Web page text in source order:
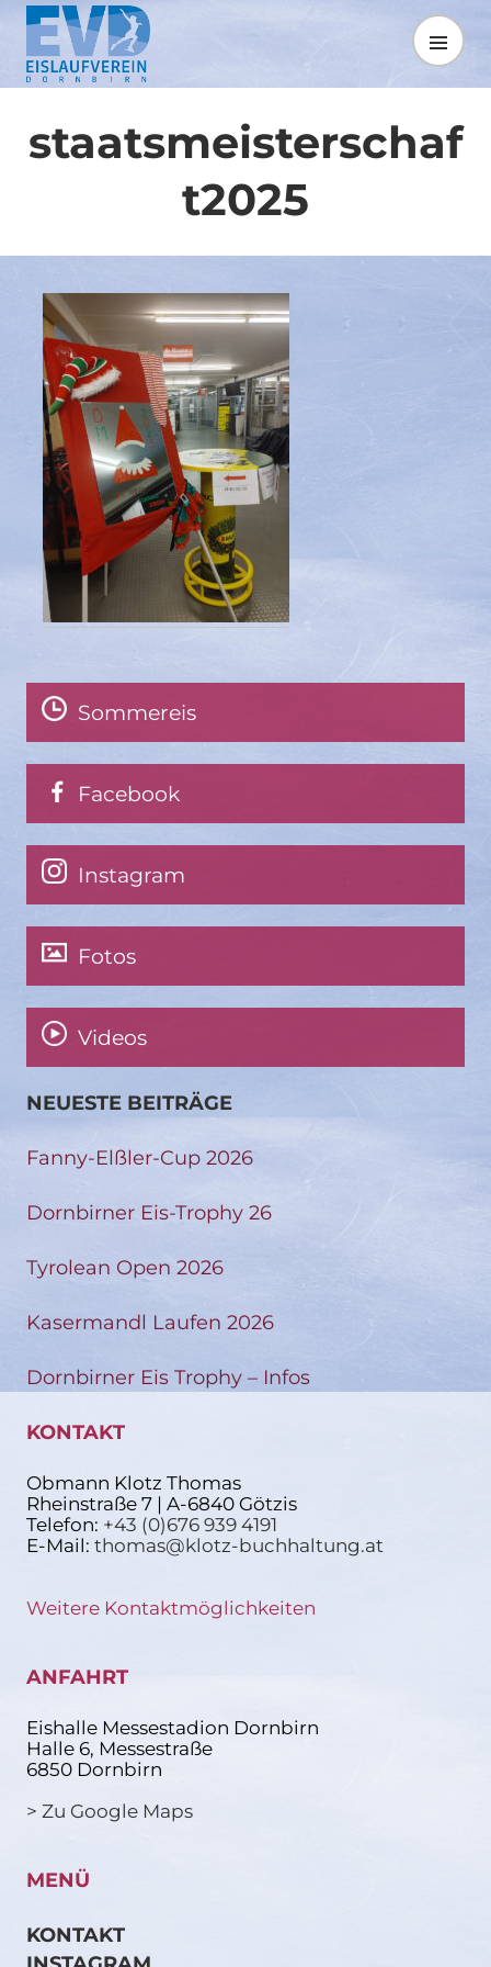
Springe
zum
Inhalt
MENÜ
staatsmeisterschaf
t2025
Sommereis
Facebook
Instagram
Fotos
Videos
NEUESTE BEITRÄGE
Fanny-Elßler-Cup 2026
Dornbirner Eis-Trophy 26
Tyrolean Open 2026
Kasermandl Laufen 2026
Dornbirner Eis Trophy – Infos
KONTAKT
Obmann Klotz Thomas
Rheinstraße 7 | A-6840 Götzis
Telefon: +43 (0)676 939 4191
E-Mail: thomas@klotz-buchhaltung.at
Weitere Kontaktmöglichkeiten
ANFAHRT
Eishalle Messestadion Dornbirn
Halle 6, Messestraße
6850 Dornbirn
> Zu Google Maps
MENÜ
KONTAKT